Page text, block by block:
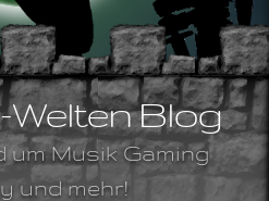
Blog
um Musik Gaming
und mehr!